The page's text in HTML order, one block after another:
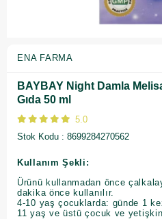
ENA FARMA
BAYBAY Night Damla
Gıda 50 ml
5.0
Stok Kodu
8699284270562
Kullanım Şekli:
Ürünü kullanmadan önce
dakika önce kullanılır.
4-10 yaş çocuklarda: günde 1
11 yaş ve üstü çocuk ve